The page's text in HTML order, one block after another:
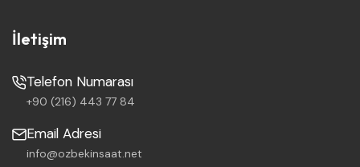
İletişim
Telefon Numarası
+90 (216) 443 77 84
Email Adresi
info@ozbekinsaat.net